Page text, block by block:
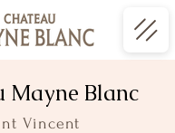
Mayne Blanc
Vincent